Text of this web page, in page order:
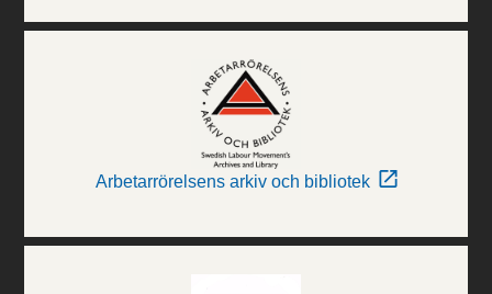
Arbetarrörelsens arkiv och bibliotek